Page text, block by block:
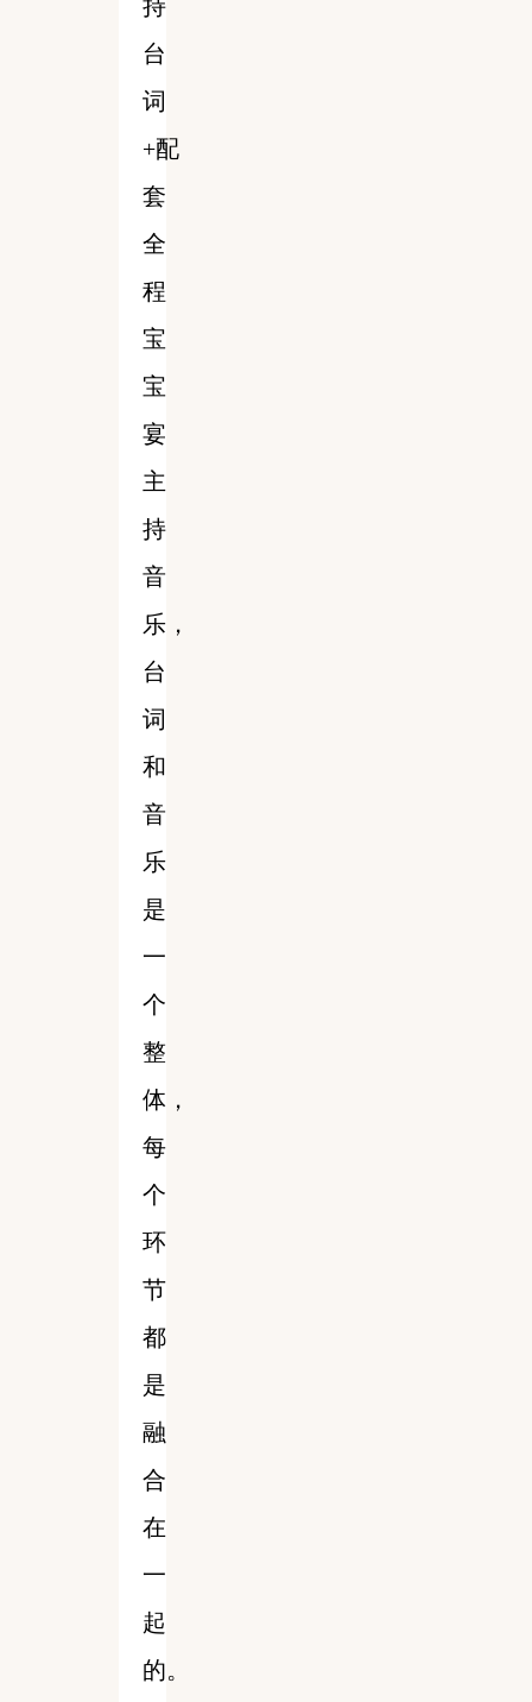
持
台
词
+配
套
全
程
宝
宝
宴
主
持
音
乐，
台
词
和
音
乐
是
一
个
整
体，
每
个
环
节
都
是
融
合
在
一
起
的。